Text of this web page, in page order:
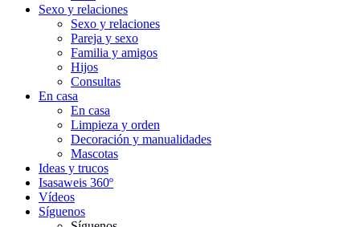
Sexo y relaciones
Sexo y relaciones
Pareja y sexo
Familia y amigos
Hijos
Consultas
En casa
En casa
Limpieza y orden
Decoración y manualidades
Mascotas
Ideas y trucos
Isasaweis 360º
Vídeos
Síguenos